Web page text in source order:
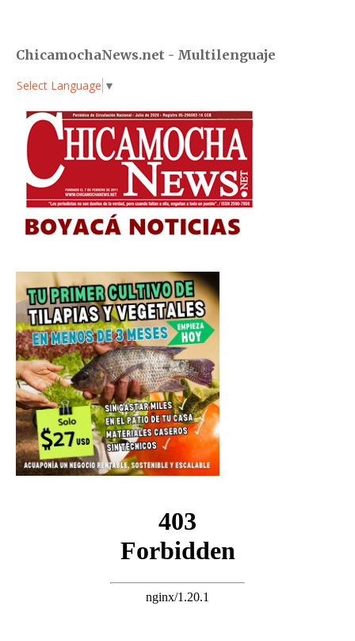
ChicamochaNews.net - Multilenguaje
Select Language ▼